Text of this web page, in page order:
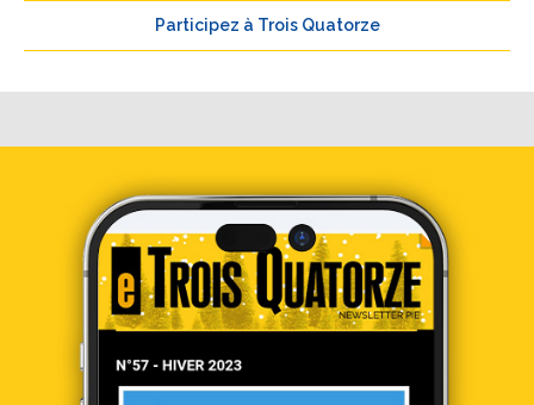
Participez à Trois Quatorze